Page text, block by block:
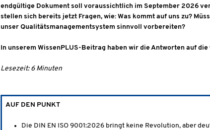
endgültige Dokument soll voraussichtlich im September 2026
stellen sich bereits jetzt Fragen, wie: Was kommt auf uns zu?
unser Qualitätsmanagementsystem sinnvoll vorbereiten?
In unserem WissenPLUS-Beitrag haben wir die Antworten auf
Lesezeit: 6 Minuten
AUF DEN PUNKT
Die DIN EN ISO 9001:2026 bringt keine Revolution, aber